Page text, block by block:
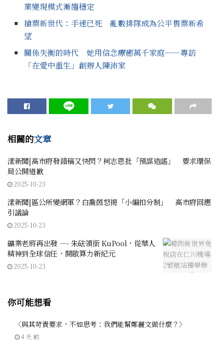
業變現模式漸趨穩定
搶票新世代：手速已死 亂數排隊成為公平售票新希
望
關係失衡的時代 她用信念療癒萬千家庭——專訪
「在愛中重生」創辦人陳沛家
相關的文章
漾新聞|高市府發錯稿又快閃？柯志恩批「預謀造謠」 要求環保
局公開道歉
2025-10-23
漾新聞|區公所變網軍？白喬茵怒揭「小編扣分制」 高市府回應
引議論
2025-10-23
礦業老將再出發 —- 朱砝領銜 KuPool，從華人
精神到全球信任，開啟算力新紀元
2025-10-23
你可能想看
〈與其苛責要求，不如思考：我們能幫鄭麗文做什麼？〉
4 天 前